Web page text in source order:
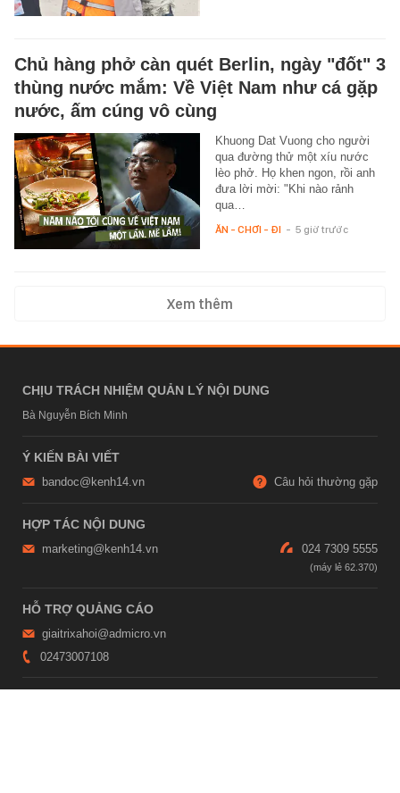
Chủ hàng phở càn quét Berlin, ngày "đốt" 3
thùng nước mắm: Về Việt Nam như cá gặp
nước, ấm cúng vô cùng
Khuong Dat Vuong cho người
qua đường thử một xíu nước
lèo phở. Họ khen ngon, rồi anh
đưa lời mời: "Khi nào rảnh
qua…
ĂN - CHƠI - ĐI - 5 giờ trước
Xem thêm
CHỊU TRÁCH NHIỆM QUẢN LÝ NỘI DUNG
Bà Nguyễn Bích Minh
Ý KIẾN BÀI VIẾT
bandoc@kenh14.vn Câu hỏi thường gặp
HỢP TÁC NỘI DUNG
marketing@kenh14.vn 024 7309 5555
HỖ TRỢ QUẢNG CÁO
giaitrixahoi@admicro.vn
02473007108